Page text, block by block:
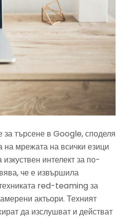
търсене в Google, споделя
мрежата на всички езици
интелект за по-
че е извършила
техниката red-teaming за
актьори. Техният
да изслушват и действат